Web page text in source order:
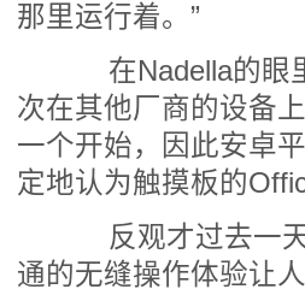
那里运行着。”
在Nadella的眼里
次在其他厂商的设备
一个开始，因此安卓
定地认为触摸板的
反观才过去一天
通的无缝操作体验让